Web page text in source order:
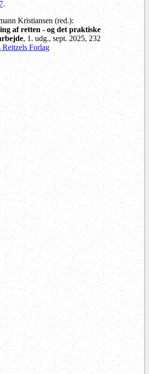
.
Kristiansen (red.):
af retten - og det praktiske
, 1. udg., sept. 2025, 232
Reitzels Forlag